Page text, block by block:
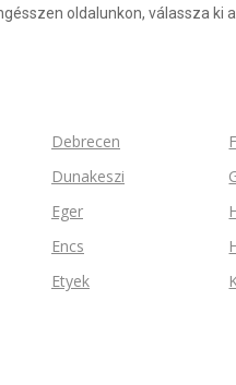
oldalunkon, válassza
Debrecen
Dunakeszi
Eger
Encs
Etyek